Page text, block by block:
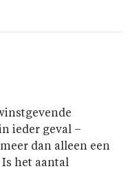
ieder geval –
dan alleen een
Is het aantal